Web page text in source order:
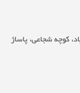
کوچه شجاعی، پاساژ